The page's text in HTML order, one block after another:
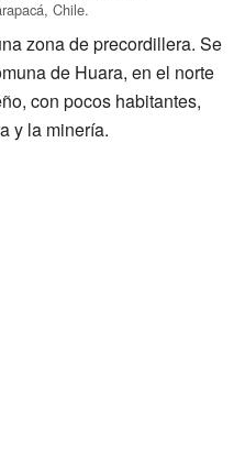
Chile.
zona de precordillera. Se
de Huara, en el norte
con pocos habitantes,
y la minería.